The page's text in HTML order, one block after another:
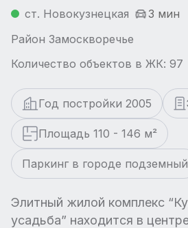
ст. Новокузнецкая
3 мин
Район Замоскворечье
Количество объектов в ЖК: 97
Год постройки 2005
Площадь 110 - 146 м²
Паркинг в городе подземный
Элитный жилой комплекс
усадьба” находится в